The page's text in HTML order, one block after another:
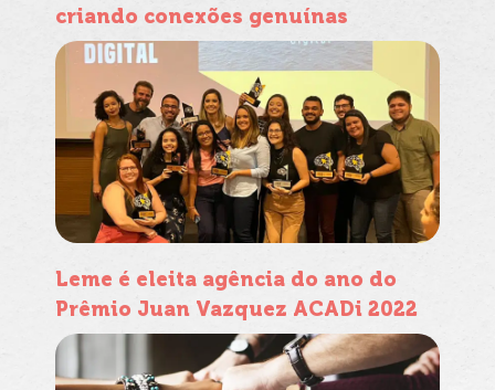
criando conexões genuínas
Leme é eleita agência do ano do
Prêmio Juan Vazquez ACADi 2022